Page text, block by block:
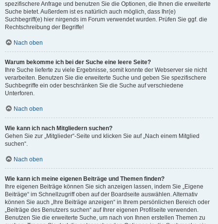
spezifischere Anfrage und benutzen Sie die Optionen, die Ihnen die erweiterte
Suche bietet. Außerdem ist es natürlich auch möglich, dass Ihr(e)
Suchbegriff(e) hier nirgends im Forum verwendet wurden. Prüfen Sie ggf. die
Rechtschreibung der Begriffe!
Nach oben
Warum bekomme ich bei der Suche eine leere Seite?
Ihre Suche lieferte zu viele Ergebnisse, somit konnte der Webserver sie nicht
verarbeiten. Benutzen Sie die erweiterte Suche und geben Sie spezifischere
Suchbegriffe ein oder beschränken Sie die Suche auf verschiedene
Unterforen.
Nach oben
Wie kann ich nach Mitgliedern suchen?
Gehen Sie zur „Mitglieder“-Seite und klicken Sie auf „Nach einem Mitglied
suchen“.
Nach oben
Wie kann ich meine eigenen Beiträge und Themen finden?
Ihre eigenen Beiträge können Sie sich anzeigen lassen, indem Sie „Eigene
Beiträge“ im Schnellzugriff oben auf der Boardseite auswählen. Alternativ
können Sie auch „Ihre Beiträge anzeigen“ in Ihrem persönlichen Bereich oder
„Beiträge des Benutzers suchen“ auf Ihrer eigenen Profilseite verwenden.
Benutzen Sie die erweiterte Suche, um nach von Ihnen erstellen Themen zu